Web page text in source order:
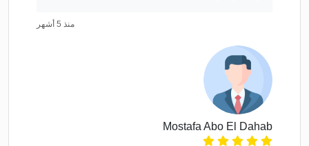
منذ 5 أشهر
Mostafa Abo El Dahab